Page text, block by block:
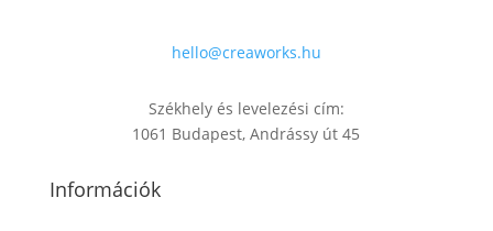
hello@creaworks.hu
Székhely és levelezési cím:
1061 Budapest, Andrássy út 45
Információk